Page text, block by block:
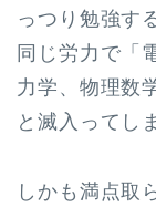
っつり勉強す
同じ労力で「
力学、物理数
と滅入ってし
しかも満点取